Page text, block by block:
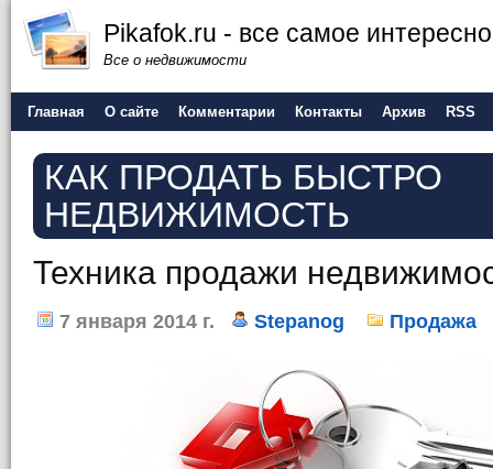
Pikafok.ru - все самое
Все о недвижимости
Главная О сайте Комментарии Контакты Архив RSS
КАК ПРОДАТЬ БЫСТРО
НЕДВИЖИМОСТЬ
Техника продажи
7 января 2014 г. Stepanog Продажа